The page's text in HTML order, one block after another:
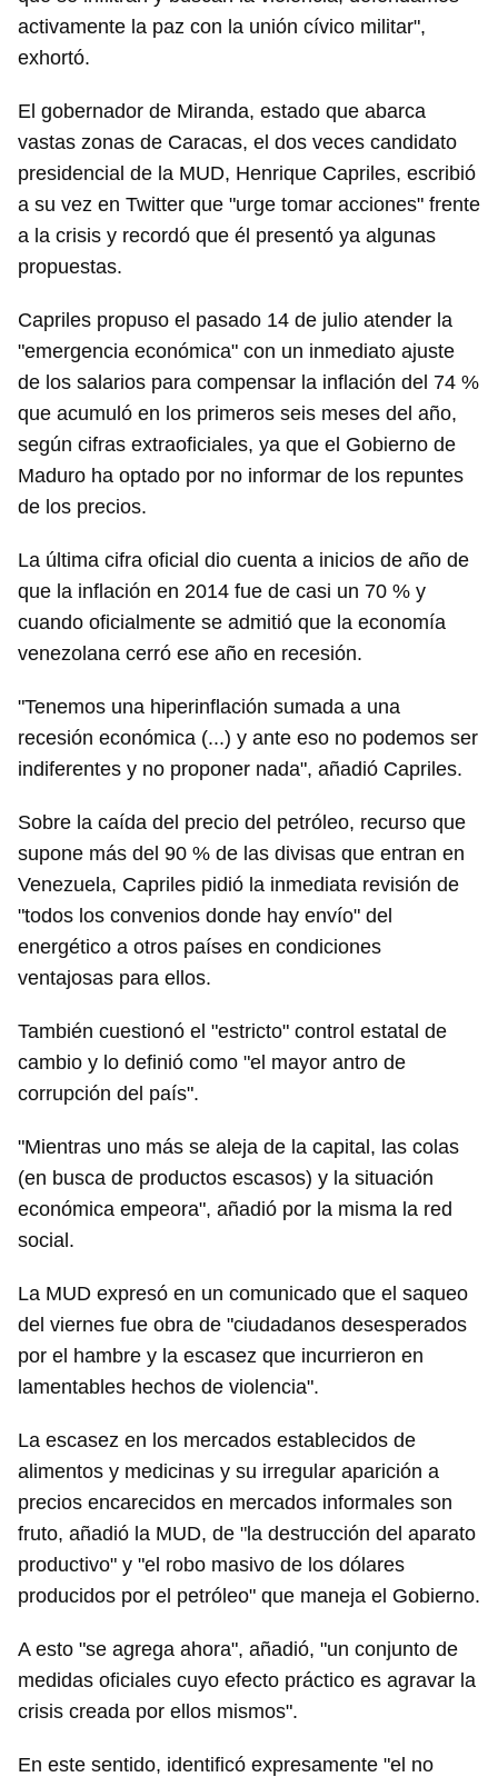
Guardar como favorito
Para poder guardar como favorito, primero has de
iniciar sesión con tu cuenta de 14ymedio.
activamente la paz con la unión cívico militar",
exhortó.
El gobernador de Miranda, estado que abarca
vastas zonas de Caracas, el dos veces candidato
presidencial de la MUD, Henrique Capriles, escribió
a su vez en Twitter que "urge tomar acciones" frente
a la crisis y recordó que él presentó ya algunas
propuestas.
Capriles propuso el pasado 14 de julio atender la
"emergencia económica" con un inmediato ajuste
de los salarios para compensar la inflación del 74 %
que acumuló en los primeros seis meses del año,
según cifras extraoficiales, ya que el Gobierno de
Maduro ha optado por no informar de los repuntes
de los precios.
La última cifra oficial dio cuenta a inicios de año de
que la inflación en 2014 fue de casi un 70 % y
cuando oficialmente se admitió que la economía
venezolana cerró ese año en recesión.
"Tenemos una hiperinflación sumada a una
recesión económica (...) y ante eso no podemos ser
indiferentes y no proponer nada", añadió Capriles.
Sobre la caída del precio del petróleo, recurso que
supone más del 90 % de las divisas que entran en
Venezuela, Capriles pidió la inmediata revisión de
"todos los convenios donde hay envío" del
energético a otros países en condiciones
ventajosas para ellos.
También cuestionó el "estricto" control estatal de
cambio y lo definió como "el mayor antro de
corrupción del país".
"Mientras uno más se aleja de la capital, las colas
(en busca de productos escasos) y la situación
económica empeora", añadió por la misma la red
social.
La MUD expresó en un comunicado que el saqueo
del viernes fue obra de "ciudadanos desesperados
por el hambre y la escasez que incurrieron en
lamentables hechos de violencia".
La escasez en los mercados establecidos de
alimentos y medicinas y su irregular aparición a
precios encarecidos en mercados informales son
fruto, añadió la MUD, de "la destrucción del aparato
productivo" y "el robo masivo de los dólares
producidos por el petróleo" que maneja el Gobierno.
A esto "se agrega ahora", añadió, "un conjunto de
medidas oficiales cuyo efecto práctico es agravar la
crisis creada por ellos mismos".
En este sentido, identificó expresamente "el no